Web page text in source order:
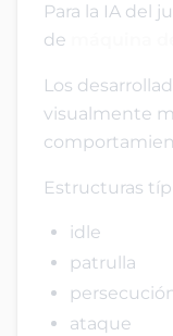
Para la IA del
de
Los
visualmente
Estructuras
idle
patrulla
ataque